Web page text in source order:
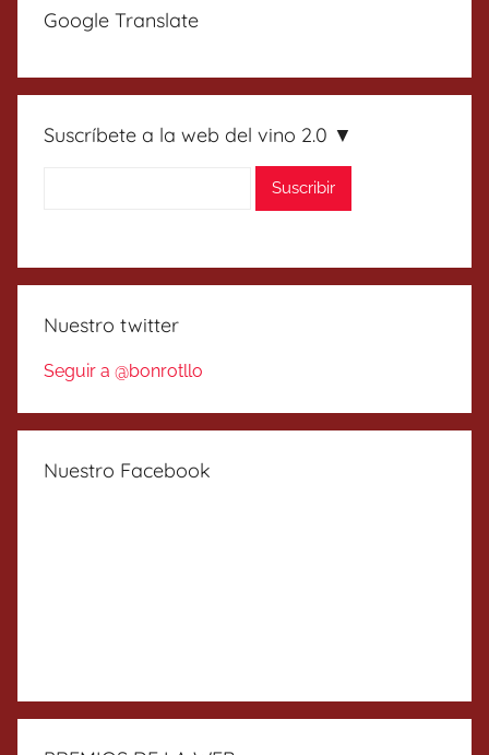
Google Translate
Suscríbete a la web del vino 2.0 ▼
Nuestro twitter
Seguir a @bonrotllo
Nuestro Facebook